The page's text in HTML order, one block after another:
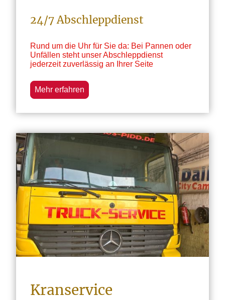
24/7 Abschleppdienst
Rund um die Uhr für Sie da: Bei Pannen oder
Unfällen steht unser Abschleppdienst
jederzeit zuverlässig an Ihrer Seite
Mehr erfahren
Kranservice